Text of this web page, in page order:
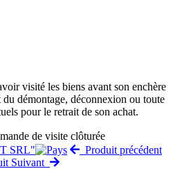
visité les biens avant son enchère
démontage, déconnexion ou toute
pour le retrait de son achat.
de visite clôturée
SRL"
Produit précédent
Suivant